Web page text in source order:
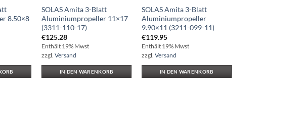
8.50×8
SOLAS Amita 3-Blatt
Aluminiumpropeller 11×17
(3311-110-17)
€125.28
Enthält 19% Mwst
zzgl.Versand
IN DEN WARENKORB
SOLAS Amita 3-Blatt
Aluminiumpropeller
9.90×11 (3211-099-11)
€119.95
Enthält 19% Mwst
zzgl. Versand
IN DEN WARENKORB